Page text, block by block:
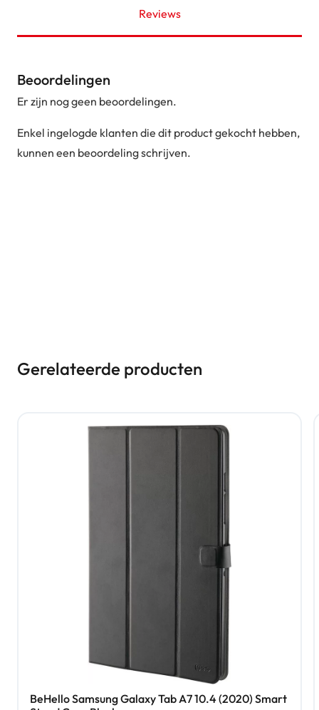
Reviews
Beoordelingen
Er zijn nog geen beoordelingen.
Enkel ingelogde klanten die dit product gekocht hebben,
kunnen een beoordeling schrijven.
Gerelateerde producten
BeHello Samsung Galaxy Tab A7 10.4 (2020) Smart